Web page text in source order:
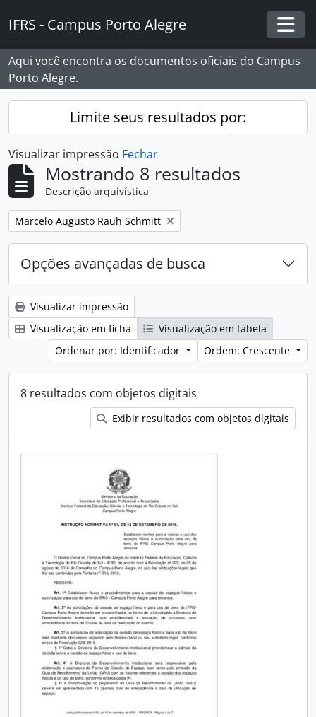
IFRS - Campus Porto Alegre
Aqui você encontra os documentos oficiais do Campus
Porto Alegre.
Limite seus resultados por:
Visualizar impressão Fechar
Mostrando 8 resultados
Descrição arquivística
Remover filtro:
Marcelo Augusto Rauh Schmitt
Opções avançadas de busca
Visualizar impressão
Visualização em ficha
Visualização em tabela
Ordenar por: Identificador
Ordem: Crescente
8 resultados com objetos digitais
Exibir resultados com objetos digitais